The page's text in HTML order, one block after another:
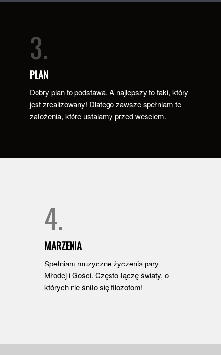
3.
PLAN
Dobry plan to podstawa. A najlepszy to taki, który
jest zrealizowany! Dlatego zawsze spełniam te
założenia, które ustalamy przed weselem.
4.
MARZENIA
Spełniam muzyczne życzenia pary
Młodej i Gości. Często łączę światy, o
których nie śniło się filozofom!